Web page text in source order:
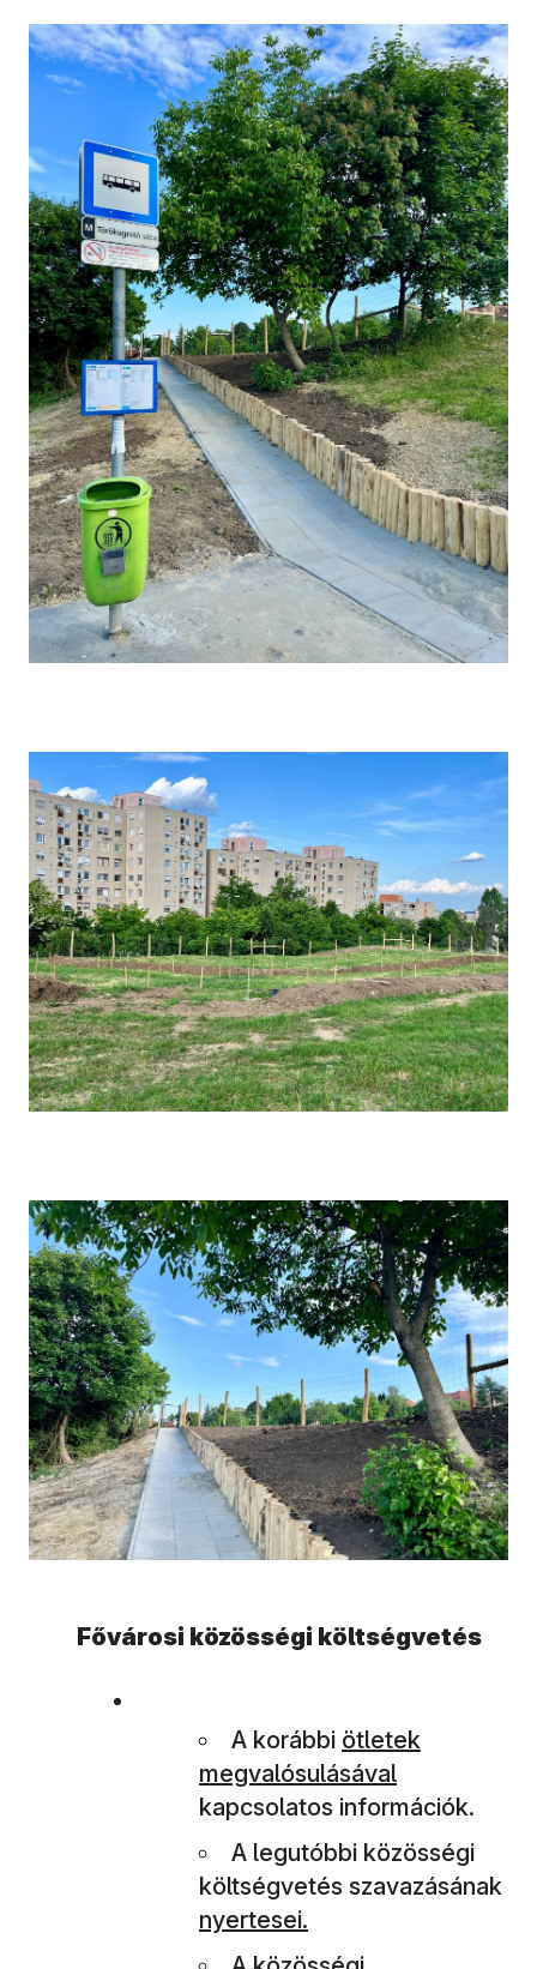
Fővárosi közösségi költségvetés
A korábbi (új ablakban
ötletek
megvalósulásával
kapcsolatos információk.
A legutóbbi közösségi
költségvetés szavazásának
nyertesei.